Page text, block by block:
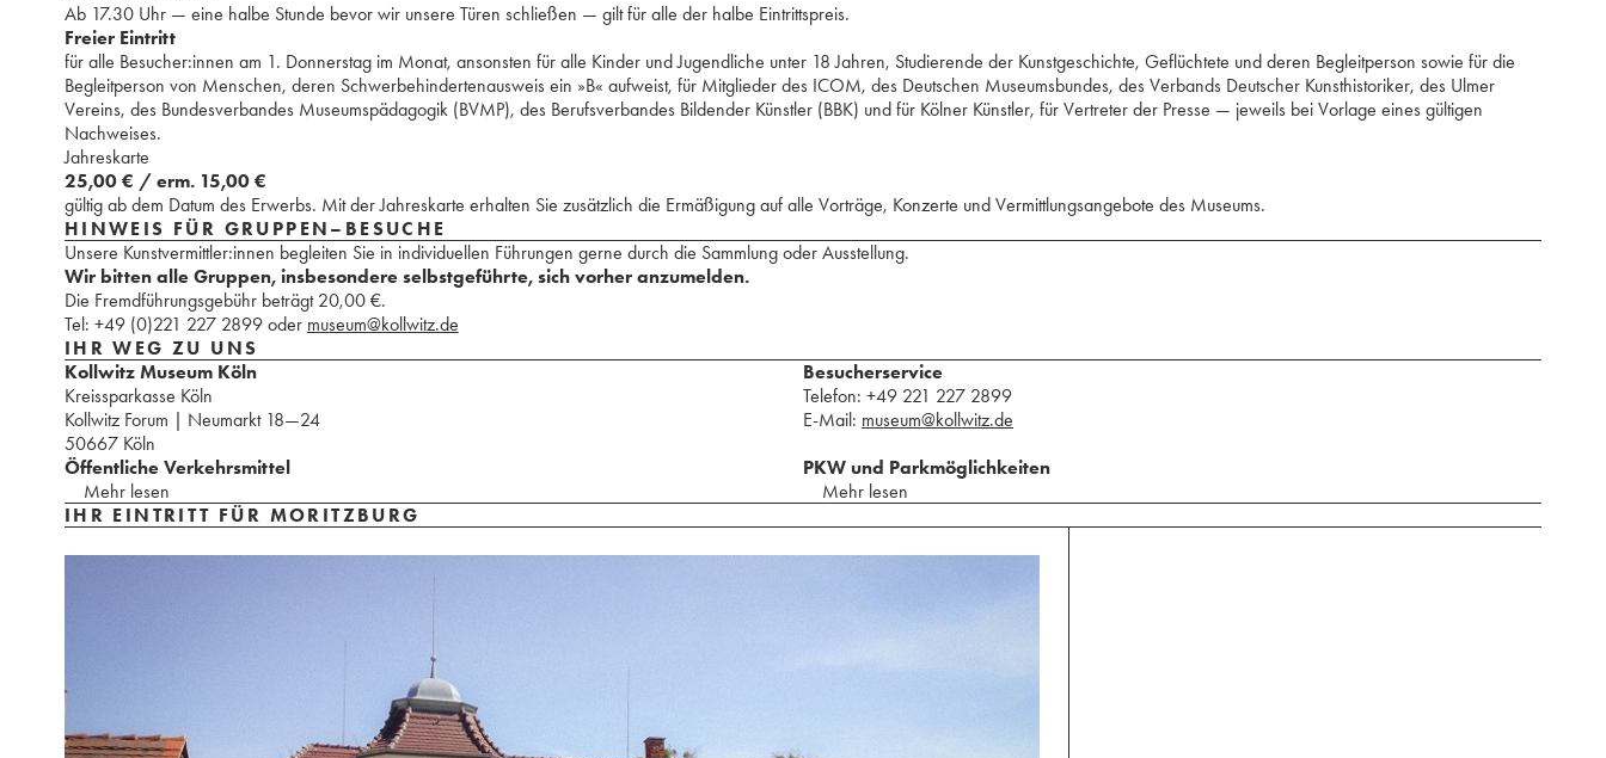
⁢Ab 17.30 Uhr — eine halbe Stunde bevor wir unsere Türen schließen — gilt für alle der halbe Eintrittspreis.
Freier Eintritt
für alle Besucher:innen am 1. Donnerstag im Monat, ansonsten für alle Kinder und Jugendliche unter 18 Jahren, ⁢Studierende der Kunstgeschichte, ⁢⁢Geflüchtete und deren Begleitperson ⁢sowie für die
Begleitperson ⁢von Menschen, ⁢⁢deren Schwerbehindertenausweis ⁢ein »B« aufweist, ⁢für Mitglieder des ICOM, ⁢des Deutschen Museumsbundes, ⁢⁢des Verbands Deutscher Kunsthistoriker, ⁢des Ulmer
Vereins, ⁢des Bundesverbandes Museumspädagogik (BVMP), ⁢⁢⁢des Berufsverbandes ⁢Bildender Künstler (BBK) ⁢und für Kölner Künstler, ⁢für Vertreter der Presse — jeweils ⁢⁢⁢⁢bei Vorlage eines gültigen
Nachweises. ⁢
Jahreskarte
25,00 € / ⁢erm. 15,00 €⁢
gültig ab dem Datum des Erwerbs. ⁢Mit der Jahreskarte erhalten Sie zusätzlich die Ermäßigung auf alle ⁢Vorträge, Konzerte und Vermittlungsangebote des Museums.
HINWEIS FÜR GRUPPEN–BESUCHE
Unsere Kunstvermittler:innen begleiten Sie in individuellen Führungen gerne durch die Sammlung oder Ausstellung.
Wir bitten alle Gruppen, insbesondere selbstgeführte, sich vorher anzumelden.
Die Fremdführungsgebühr beträgt 20,00 €.
Tel: +49 (0)221 227 2899 oder museum@kollwitz.de
IHR WEG ZU UNS
Kollwitz Museum Köln
Kreissparkasse Köln
⁢Kollwitz Forum | Neumarkt 18—24
⁢50667 Köln
Besucherservice
⁢Telefon: +49 221 227 2899
E-Mail: museum@kollwitz.de
Öffentliche Verkehrsmittel
Mehr lesen
PKW und Parkmöglichkeiten
Mehr lesen
IHR EINTRITT FÜR MORITZBURG